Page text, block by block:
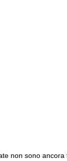
non sono